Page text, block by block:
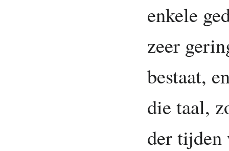
enkele
zeer
bestaat,
die taal,
der